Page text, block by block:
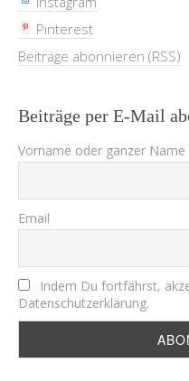
Pinterest
Beiträge abonnieren (RSS)
Beiträge per E-Mail
Vorname oder ganzer Name
Email
Indem Du fortfährst,
Datenschutzerklärung.